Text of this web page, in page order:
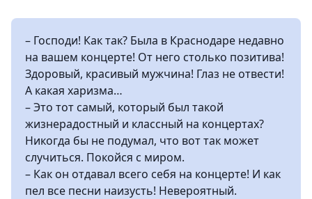
– Господи! Как так? Была в Краснодаре недавно
на вашем концерте! От него столько позитива!
Здоровый, красивый мужчина! Глаз не отвести!
А какая харизма…
– Это тот самый, который был такой
жизнерадостный и классный на концертах?
Никогда бы не подумал, что вот так может
случиться. Покойся с миром.
– Как он отдавал всего себя на концерте! И как
пел все песни наизусть! Невероятный.